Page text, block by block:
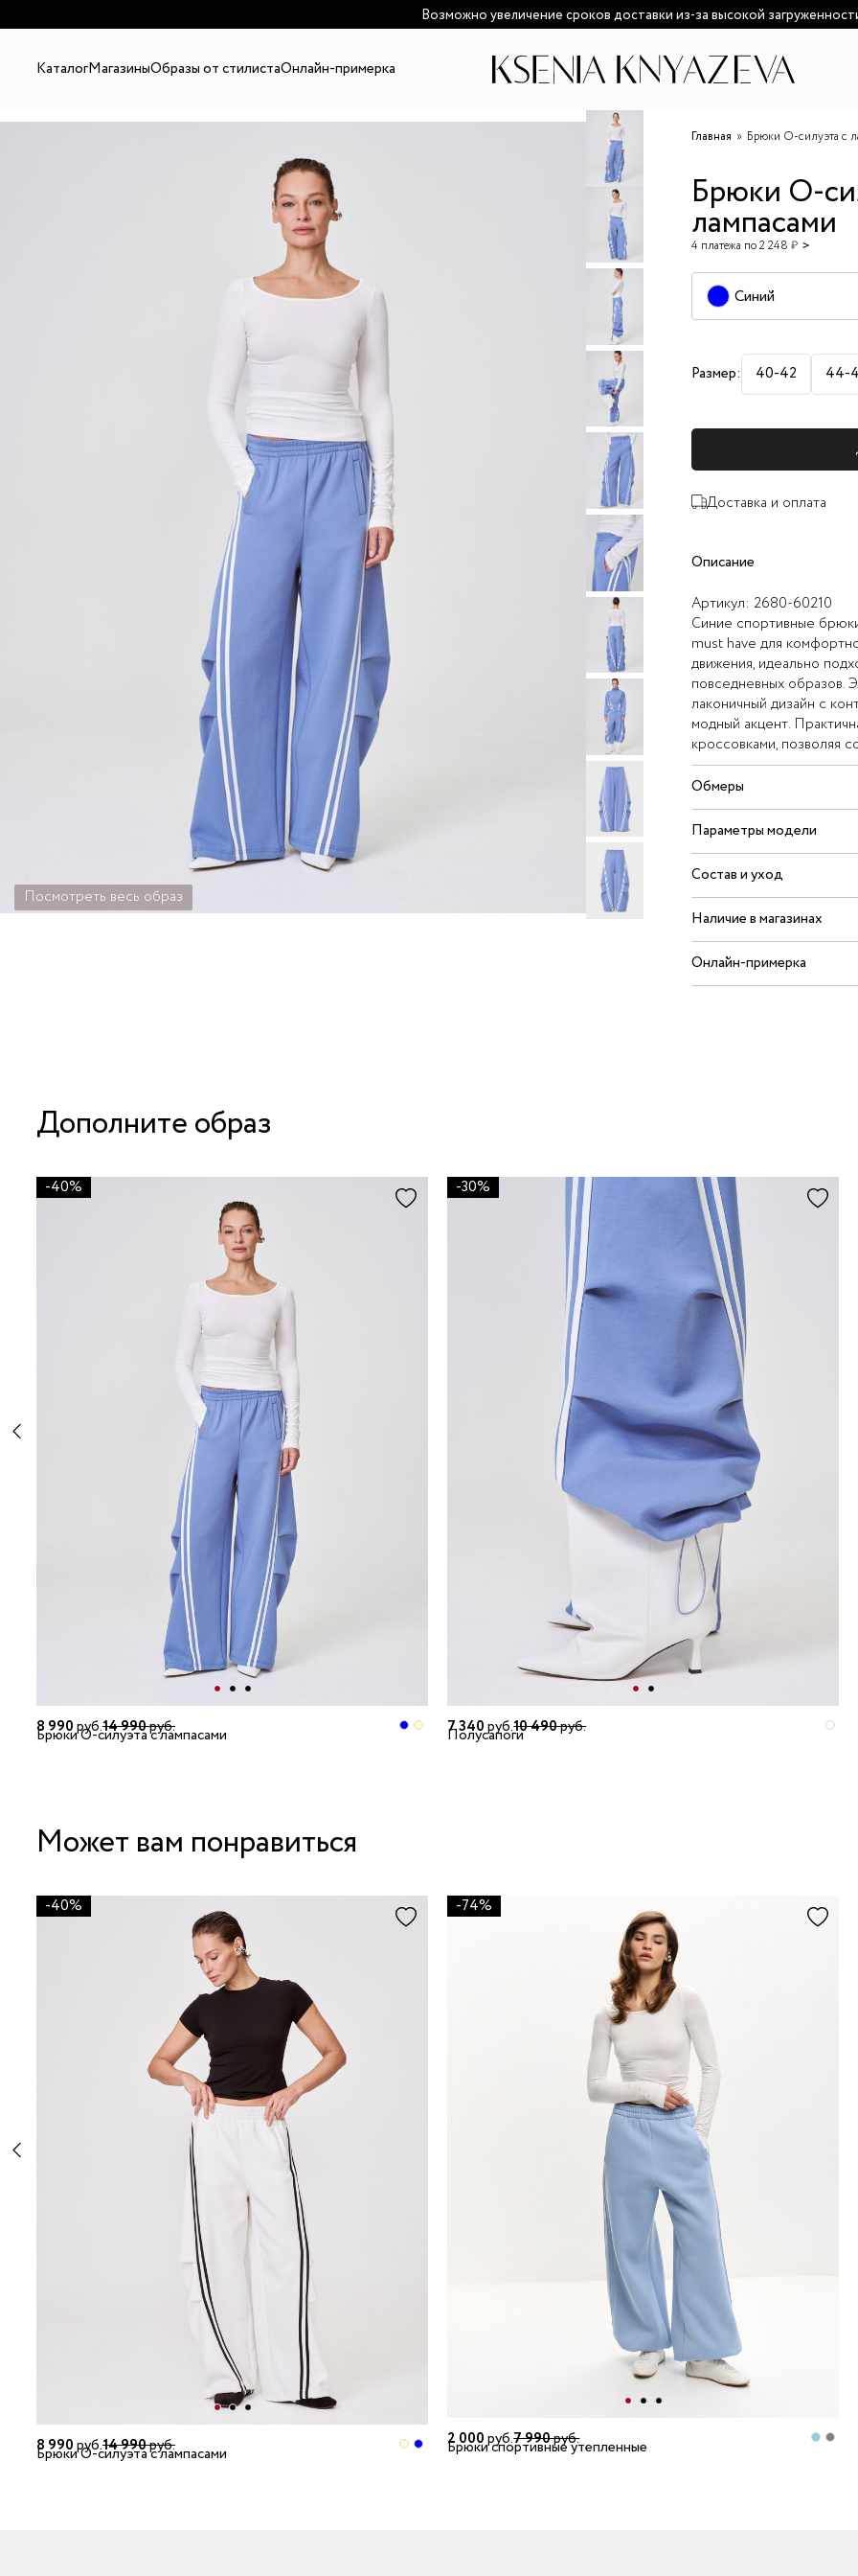
Возможно увеличение сроков доставки из-за высокой
КаталогМагазиныОбразы от стилистаОнлайн-примерка
Посмотреть весь образ
Главная Брюки О-силуэта с
Брюки О-
лампасами
4 платежа по 2 248 ₽
Синий
Размер: 40-42 44-
Доставка и оплата
Описание
Артикул: 2680-60210
Синие спортивные
must have для
движения, идеально
повседневных образов.
лаконичный дизайн с
модный акцент.
кроссовками, позволяя
Обмеры
Параметры модели
Состав и уход
Наличие в магазинах
Онлайн-примерка
Дополните образ
-40%
8 990руб.14 990руб.
Брюки О-силуэта с лампасами
-30%
7 340руб.10 490руб.
Полусапоги
Может вам понравиться
-40%
8 990руб.14 990руб.
Брюки О-силуэта с лампасами
-74%
2 000руб.7 990руб.
Брюки спортивные утепленные